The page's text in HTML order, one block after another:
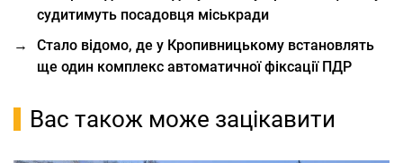
судитимуть посадовця міськради
→
Стало відомо, де у Кропивницькому встановлять
ще один комплекс автоматичної фіксації ПДР
Вас також може зацікавити